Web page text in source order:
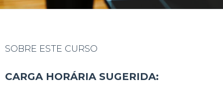
SOBRE ESTE CURSO
CARGA HORÁRIA SUGERIDA: